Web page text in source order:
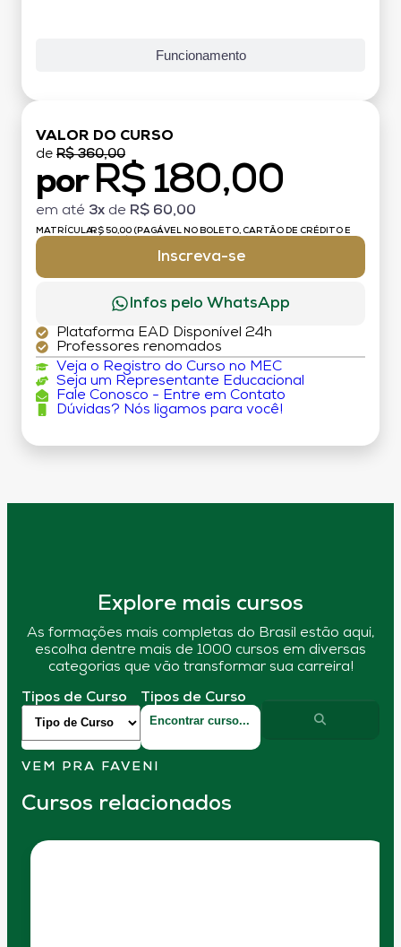
Funcionamento
VALOR DO CURSO
de R$ 360,00
por R$ 180,00
em até 3x de R$ 60,00
MATRÍCULA:R$ 50,00 (PAGÁVEL NO BOLETO, CARTÃO DE CRÉDITO E
Inscreva-se
Infos pelo WhatsApp
Plataforma EAD Disponível 24h
Professores renomados
Veja o Registro do Curso no MEC
Seja um Representante Educacional
Fale Conosco - Entre em Contato
Dúvidas? Nós ligamos para você!
Explore mais cursos
As formações mais completas do Brasil estão aqui,
escolha dentre mais de 1000 cursos em diversas
categorias que vão transformar sua carreira!
Tipos de Curso Tipos de Curso
VEM PRA FAVENI
Cursos relacionados